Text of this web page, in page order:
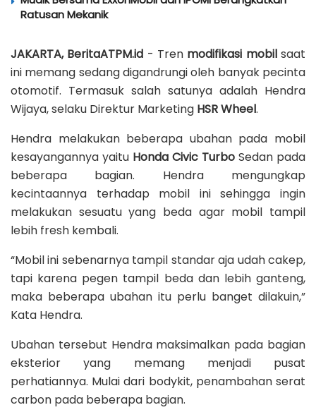
Ratusan Mekanik
JAKARTA, BeritaATPM.id - Tren modifikasi mobilsaat
ini memang sedang digandrungi oleh banyak pecinta
otomotif. Termasuk salah satunya adalah Hendra
Wijaya, selaku Direktur Marketing HSR Wheel.
Hendra melakukan beberapa ubahan pada mobil
kesayangannya yaitu Honda Civic Turbo Sedan pada
beberapa bagian. Hendra mengungkap
kecintaannya terhadap mobil ini sehingga ingin
melakukan sesuatu yang beda agar mobil tampil
lebih fresh kembali.
“Mobil ini sebenarnya tampil standar aja udah cakep,
tapi karena pegen tampil beda dan lebih ganteng,
maka beberapa ubahan itu perlu banget dilakuin,”
Kata Hendra.
Ubahan tersebut Hendra maksimalkan pada bagian
eksterior yang memang menjadi pusat
perhatiannya. Mulai dari bodykit, penambahan serat
carbon pada beberapa bagian.